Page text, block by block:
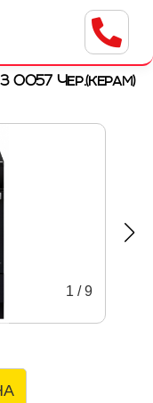
8a
0057 Чер.(керам)
1 /9